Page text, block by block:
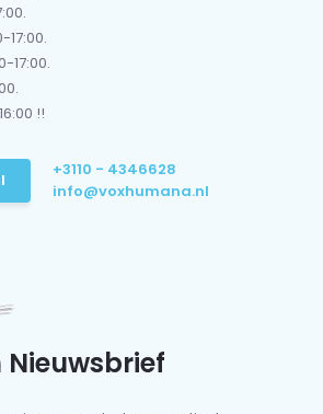
17:00.
17:00.
!!
+3110 - 4346628
info@voxhumana.nl